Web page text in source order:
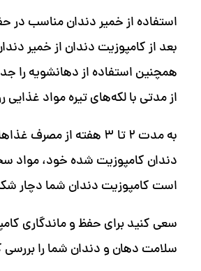
استفاده از خمیر دندان مناسب در
بعد از کامپوزیت دندان از خمیر
همچنین استفاده از دهانشویه را
از مدتی با لکه‌های تیره مواد غذایی
به مدت ۲ تا ۳ هفته
دندان کامپوزیت شده خود، مواد
است کامپوزیت دندان شما دچار
سعی کنید برای حفظ و ماندگاری
سلامت دهان و دندان شما را بررسی